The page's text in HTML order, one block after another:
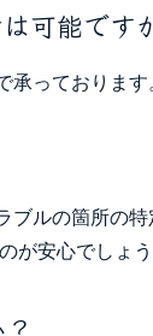
可能です
っております
ルの箇所の特
が安心でしょう